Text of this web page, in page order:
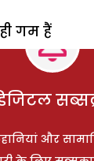
गम हैं
और